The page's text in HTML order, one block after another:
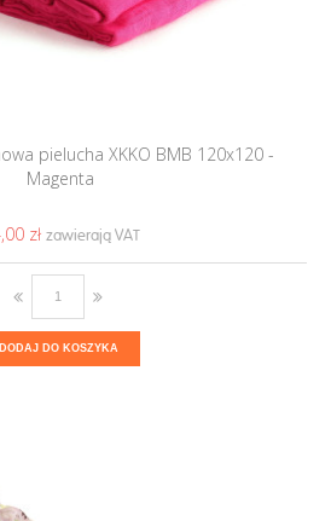
pielucha XKKO BMB 120x120 -
Magenta
‎zł
DODAJ DO KOSZYKA